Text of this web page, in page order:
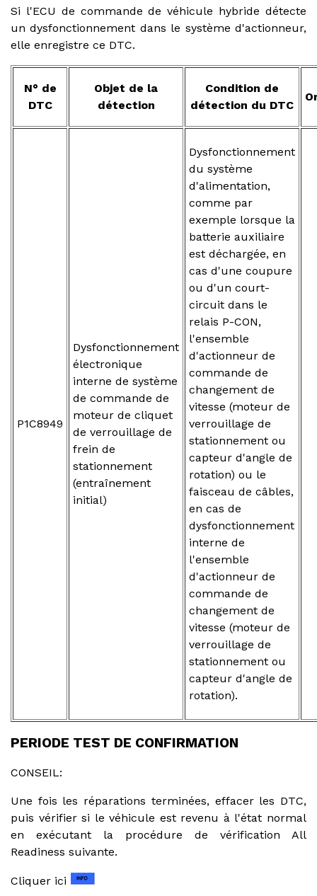
Si l'ECU de commande de véhicule hybride détecte
un dysfonctionnement dans le système d'actionneur,
elle enregistre ce DTC.
N° de
DTC
Objet de la
détection
Condition de
détection du DTC
P1C8949
Dysfonctionnement
électronique
interne de système
de commande de
moteur de cliquet
de verrouillage de
frein de
stationnement
(entraînement
initial)
Dysfonctionnement
du système
d'alimentation,
comme par
exemple lorsque la
batterie auxiliaire
est déchargée, en
cas d'une coupure
ou d'un court-
circuit dans le
relais P-CON,
l'ensemble
d'actionneur de
commande de
changement de
vitesse (moteur de
verrouillage de
stationnement ou
capteur d'angle de
rotation) ou le
faisceau de câbles,
en cas de
dysfonctionnement
interne de
l'ensemble
d'actionneur de
commande de
changement de
vitesse (moteur de
verrouillage de
stationnement ou
capteur d'angle de
rotation).
PERIODE TEST DE CONFIRMATION
CONSEIL:
Une fois les réparations terminées, effacer les DTC,
puis vérifier si le véhicule est revenu à l'état normal
en exécutant la procédure de vérification All
Readiness suivante.
Cliquer ici